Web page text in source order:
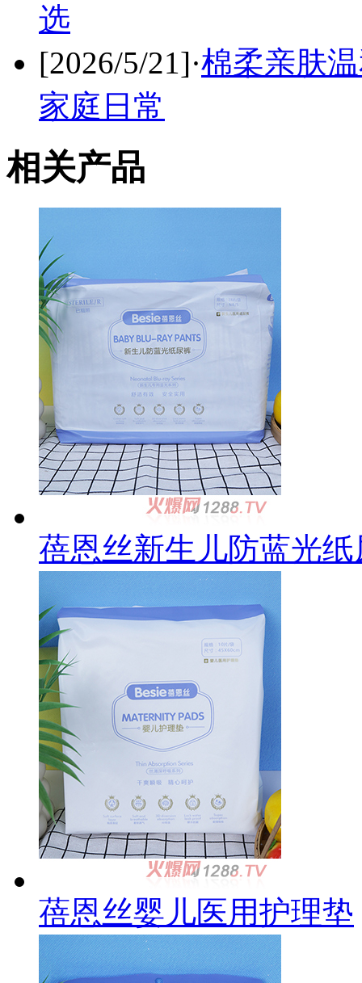
选
[2026/5/21]·棉柔亲肤
家庭日常
相关产品
蓓恩丝新生儿防蓝光纸
蓓恩丝婴儿医用护理垫